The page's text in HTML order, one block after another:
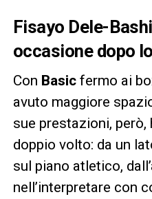
Fisayo Dele-
occasione dopo
Con Basicfermo ai
avuto maggiore
sue prestazioni,
doppio volto: da un
sul piano atletico,
nell’interpretare con